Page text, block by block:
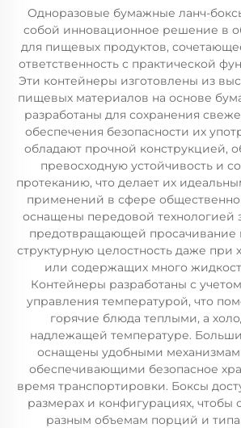
Одноразовые бумажные ланч-
собой инновационное решение в
для пищевых продуктов,
ответственность с практической
Эти контейнеры изготовлены из
пищевых материалов на основе
разработаны для сохранения
обеспечения безопасности их
обладают прочной конструкцией,
превосходную устойчивость и
протеканию, что делает их
применений в сфере
оснащены передовой технологией
предотвращающей просачивание
структурную целостность даже при
или содержащих много
Контейнеры разработаны с
управления температурой, что
горячие блюда теплыми, а
надлежащей температуре.
оснащены удобными
обеспечивающими безопасное
время транспортировки. Боксы
размерах и конфигурациях, чтобы
разным объемам порций и